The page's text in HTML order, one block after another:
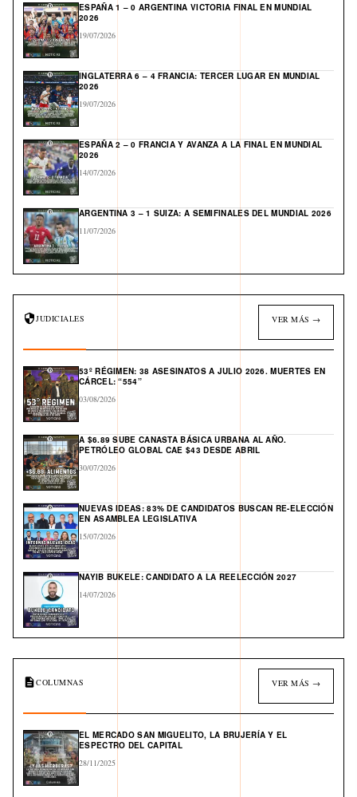
ESPAÑA 1 – 0 ARGENTINA VICTORIA FINAL EN MUNDIAL
2026
19/07/2026
INGLATERRA 6 – 4 FRANCIA: TERCER LUGAR EN MUNDIAL
2026
19/07/2026
ESPAÑA 2 – 0 FRANCIA Y AVANZA A LA FINAL EN MUNDIAL
2026
14/07/2026
ARGENTINA 3 – 1 SUIZA: A SEMIFINALES DEL MUNDIAL 2026
11/07/2026
JUDICIALES VER MÁS →
53º RÉGIMEN: 38 ASESINATOS A JULIO 2026. MUERTES EN
CÁRCEL: “554”
03/08/2026
A $6.89 SUBE CANASTA BÁSICA URBANA AL AÑO.
PETRÓLEO GLOBAL CAE $43 DESDE ABRIL
30/07/2026
NUEVAS IDEAS: 83% DE CANDIDATOS BUSCAN RE-ELECCIÓN
EN ASAMBLEA LEGISLATIVA
15/07/2026
NAYIB BUKELE: CANDIDATO A LA REELECCIÓN 2027
14/07/2026
COLUMNAS VER MÁS →
EL MERCADO SAN MIGUELITO, LA BRUJERÍA Y EL
ESPECTRO DEL CAPITAL
28/11/2025